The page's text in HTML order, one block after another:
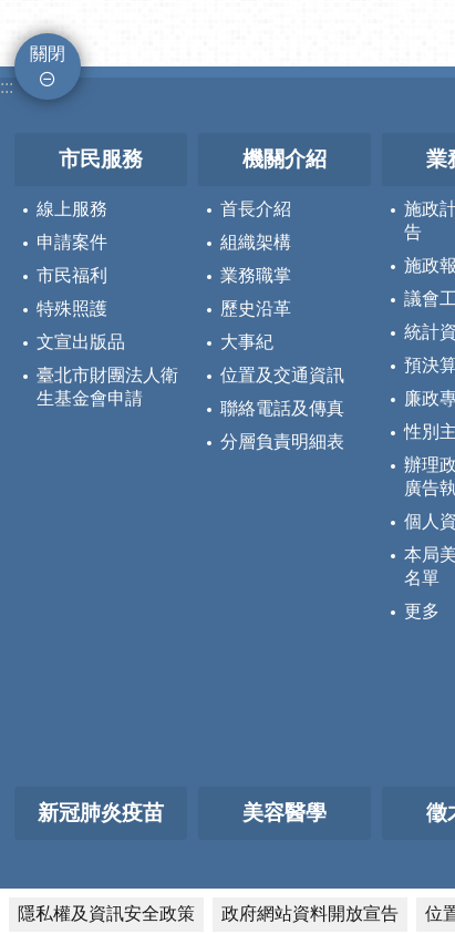
關閉
:::
市民服務
線上服務
申請案件
市民福利
特殊照護
文宣出版品
臺北市財團法人衛
生基金會申請
機關介紹
首長介紹
組織架構
業務職掌
歷史沿革
大事紀
位置及交通資訊
聯絡電話及傳真
分層負責明細表
業
施政
告
施政
議會
統計
預決
廉政
性別
辦理
廣告
個人
本局
名單
更多
新冠肺炎疫苗 美容醫學 徵
隱私權及資訊安全政策 政府網站資料開放宣告 位